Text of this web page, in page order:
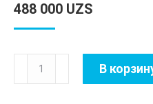
488 000 UZS
Количество
товара
В